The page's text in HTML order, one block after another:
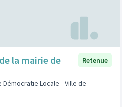
la mairie de
Retenue
Locale - Ville de